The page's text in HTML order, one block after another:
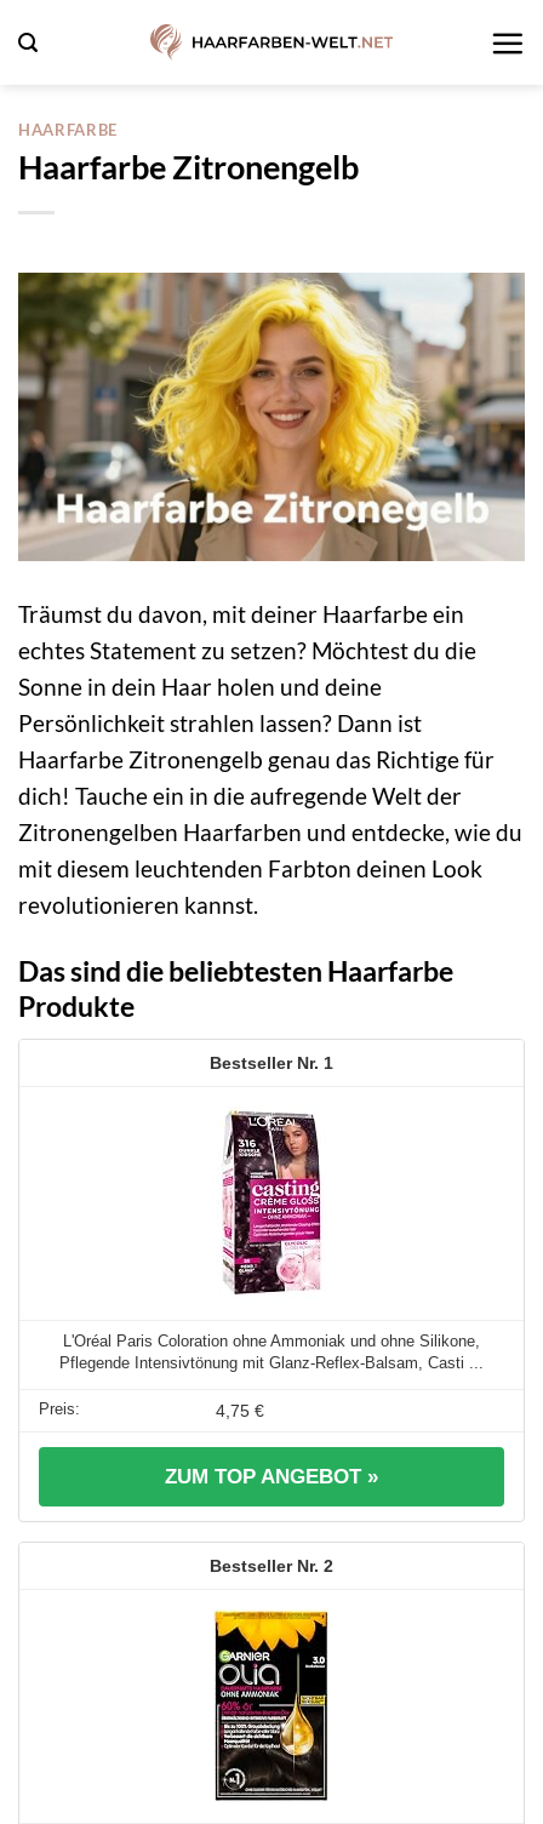
Inhalt
HAARFARBE
Haarfarbe Zitronengelb
Träumst du davon, mit deiner Haarfarbe ein
echtes Statement zu setzen? Möchtest du die
Sonne in dein Haar holen und deine
Persönlichkeit strahlen lassen? Dann ist
Haarfarbe Zitronengelb genau das Richtige für
dich! Tauche ein in die aufregende Welt der
Zitronengelben Haarfarben und entdecke, wie du
mit diesem leuchtenden Farbton deinen Look
revolutionieren kannst.
Das sind die beliebtesten Haarfarbe
Produkte
1
L'Oréal Paris Coloration ohne Ammoniak und ohne Silikone,
Pflegende Intensivtönung mit Glanz-Reflex-Balsam, Casti ...
4,75 €
ZUM TOP ANGEBOT »
2